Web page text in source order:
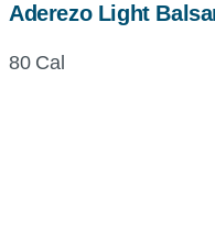
Aderezo Light
80 Cal